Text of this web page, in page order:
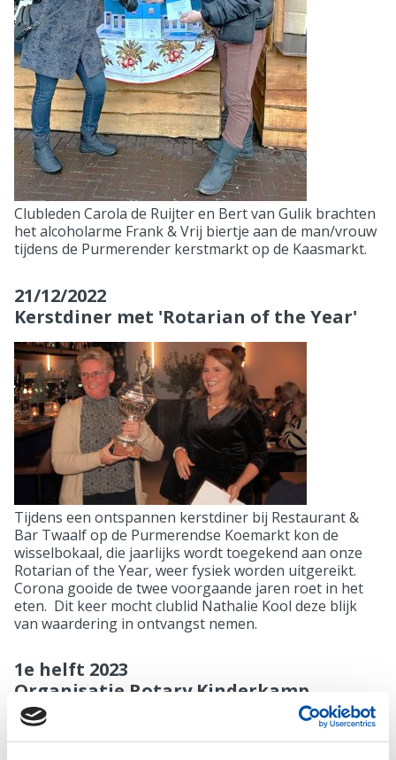
Clubleden Carola de Ruijter en Bert van Gulik brachten
het alcoholarme Frank & Vrij biertje aan de man/vrouw
tijdens de Purmerender kerstmarkt op de Kaasmarkt.
21/12/2022
Kerstdiner met 'Rotarian of the Year'
Tijdens een ontspannen kerstdiner bij Restaurant &
Bar Twaalf op de Purmerendse Koemarkt kon de
wisselbokaal, die jaarlijks wordt toegekend aan onze
Rotarian of the Year, weer fysiek worden uitgereikt.
Corona gooide de twee voorgaande jaren roet in het
eten. Dit keer mocht clublid Nathalie Kool deze blijk
van waardering in ontvangst nemen.
1e helft 2023
Organisatie Rotary Kinderkamp